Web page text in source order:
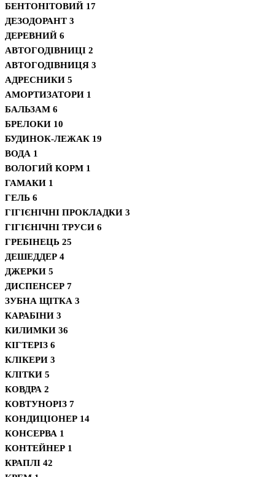
БЕНТОНІТОВИЙ 17
ДЕЗОДОРАНТ 3
ДЕРЕВНИЙ 6
АВТОГОДІВНИЦІ 2
АВТОГОДІВНИЦЯ 3
АДРЕСНИКИ 5
АМОРТИЗАТОРИ 1
БАЛЬЗАМ 6
БРЕЛОКИ 10
БУДИНОК-ЛЕЖАК 19
ВОДА 1
ВОЛОГИЙ КОРМ 1
ГАМАКИ 1
ГЕЛЬ 6
ГІГІЄНІЧНІ ПРОКЛАДКИ 3
ГІГІЄНІЧНІ ТРУСИ 6
ГРЕБІНЕЦЬ 25
ДЕШЕДДЕР 4
ДЖЕРКИ 5
ДИСПЕНСЕР 7
ЗУБНА ЩІТКА 3
КАРАБІНИ 3
КИЛИМКИ 36
КІГТЕРІЗ 6
КЛІКЕРИ 3
КЛІТКИ 5
КОВДРА 2
КОВТУНОРІЗ 7
КОНДИЦІОНЕР 14
КОНСЕРВА 1
КОНТЕЙНЕР 1
КРАПЛІ 42